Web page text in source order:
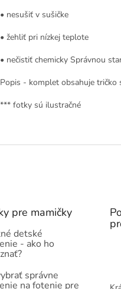
• nesušiť v sušičke
• žehliť pri nízkej teplote
• nečistiť chemicky Správnou
Popis - komplet obsahuje tričko
*** fotky sú ilustračné
pre mamičky
detské
- ako ho
správne
na fotenie pre